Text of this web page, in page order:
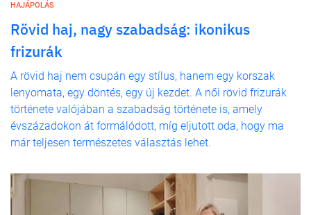
HAJÁPOLÁS
Rövid haj, nagy szabadság: ikonikus
frizurák
A rövid haj nem csupán egy stílus, hanem egy korszak
lenyomata, egy döntés, egy új kezdet. A női rövid frizurák
története valójában a szabadság története is, amely
évszázadokon át formálódott, míg eljutott oda, hogy ma
már teljesen természetes választás lehet.